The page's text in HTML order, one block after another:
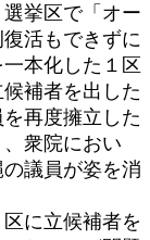
挙区で「オー
活もできずに
本化した１区
補者を出した
再度擁立した
衆院におい
議員が姿を消
に立候補者を